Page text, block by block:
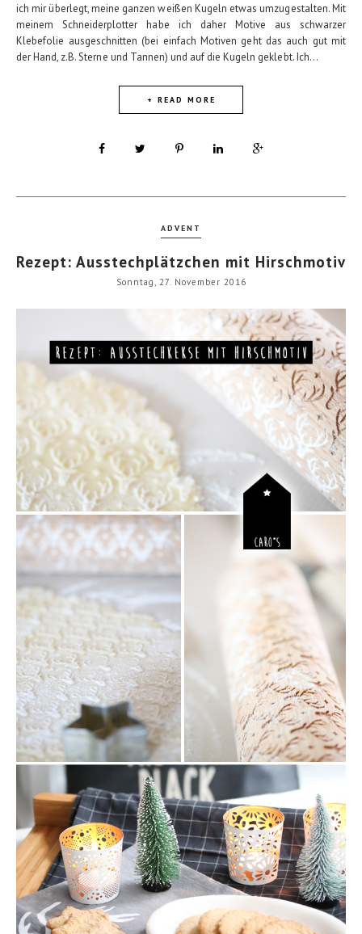
ich mir überlegt, meine ganzen weißen Kugeln etwas umzugestalten. Mit
meinem Schneiderplotter habe ich daher Motive aus schwarzer
Klebefolie ausgeschnitten (bei einfach Motiven geht das auch gut mit
der Hand, z.B. Sterne und Tannen) und auf die Kugeln geklebt. Ich...
+ READ MORE
ADVENT
Rezept: Ausstechplätzchen mit Hirschmotiv
Sonntag, 27. November 2016